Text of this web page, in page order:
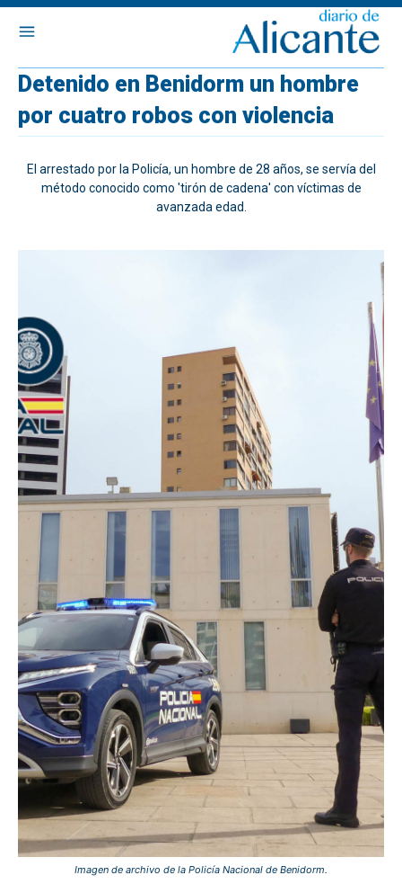
Detenido en Benidorm un hombre
por cuatro robos con violencia
El arrestado por la Policía, un hombre de 28 años, se servía del
método conocido como 'tirón de cadena' con víctimas de
avanzada edad.
Imagen de archivo de la Policía Nacional de Benidorm.